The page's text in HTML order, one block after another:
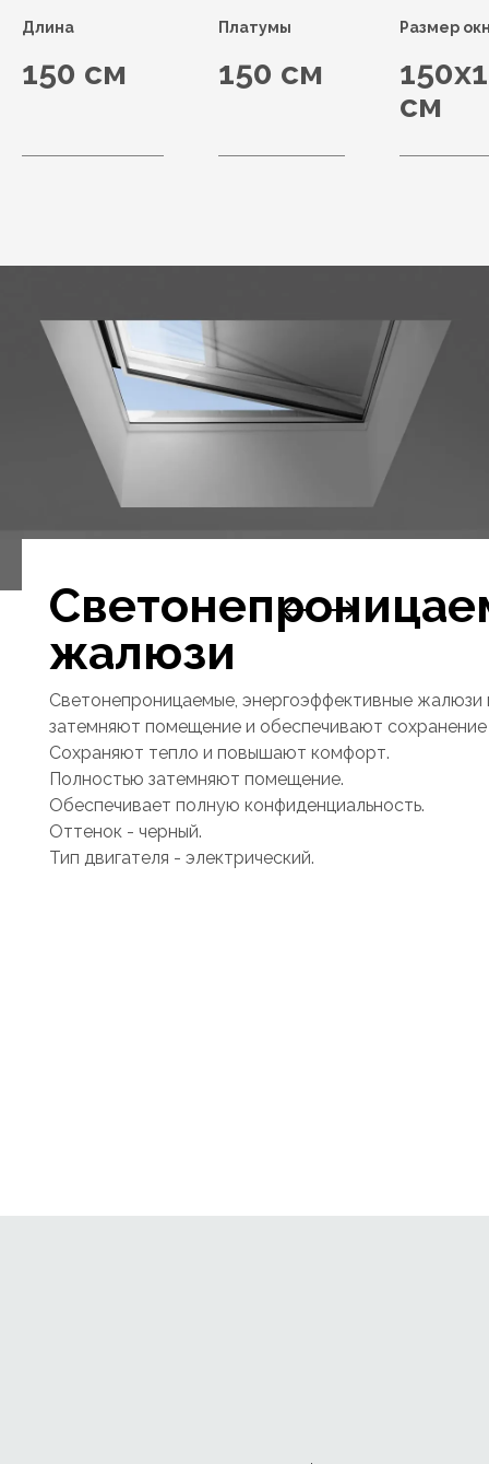
Длина
150 см
Платумы
150 см
Размер
см
жалюзи
Светонепроницаемые, энергоэффективные жалюзи
затемняют помещение и обеспечивают сохранение
Сохраняют тепло и повышают комфорт.
Полностью затемняют помещение.
Обеспечивает полную конфиденциальность.
Оттенок - черный.
Тип двигателя - электрический.